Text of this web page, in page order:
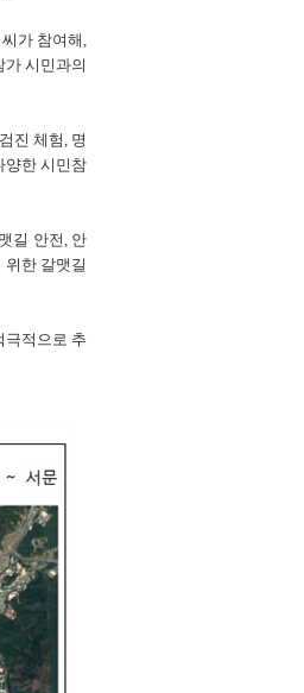
가 참여해,
시민과의
진 체험, 명
양한 시민참
길 안전, 안
한 갈맷길
극적으로 추